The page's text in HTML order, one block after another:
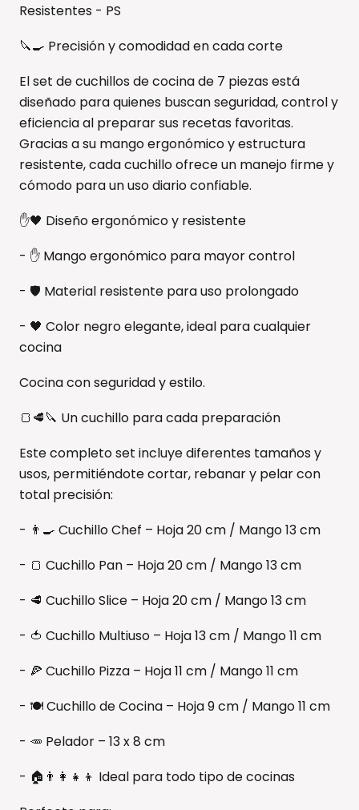
Resistentes - PS
🔪🍳 Precisión y comodidad en cada corte
El set de cuchillos de cocina de 7 piezas está
diseñado para quienes buscan seguridad, control y
eficiencia al preparar sus recetas favoritas.
Gracias a su mango ergonómico y estructura
resistente, cada cuchillo ofrece un manejo firme y
cómodo para un uso diario confiable.
✋🖤 Diseño ergonómico y resistente
- ✋ Mango ergonómico para mayor control
- 🛡️ Material resistente para uso prolongado
- 🖤 Color negro elegante, ideal para cualquier
cocina
Cocina con seguridad y estilo.
🍞🥩🔪 Un cuchillo para cada preparación
Este completo set incluye diferentes tamaños y
usos, permitiéndote cortar, rebanar y pelar con
total precisión:
- 👨‍🍳 Cuchillo Chef – Hoja 20 cm / Mango 13 cm
- 🍞 Cuchillo Pan – Hoja 20 cm / Mango 13 cm
- 🥩 Cuchillo Slice – Hoja 20 cm / Mango 13 cm
- 🍅 Cuchillo Multiuso – Hoja 13 cm / Mango 11 cm
- 🍕 Cuchillo Pizza – Hoja 11 cm / Mango 11 cm
- 🍽️ Cuchillo de Cocina – Hoja 9 cm / Mango 11 cm
- 🥕 Pelador – 13 x 8 cm
- 🏠👨‍👩‍👧‍👦 Ideal para todo tipo de cocinas